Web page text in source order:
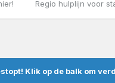
Regio hulplijn voor
Klik op de balk om